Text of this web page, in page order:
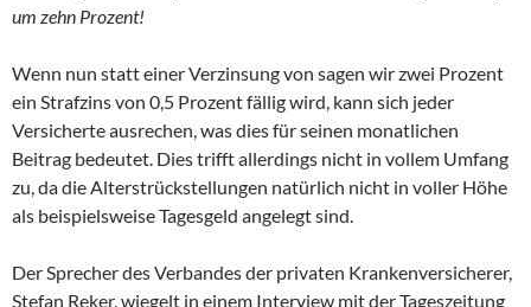
um zehn Prozent!
Wenn nun statt einer Verzinsung von sagen wir zwei Prozent
ein Strafzins von 0,5 Prozent fällig wird, kann sich jeder
Versicherte ausrechen, was dies für seinen monatlichen
Beitrag bedeutet. Dies trifft allerdings nicht in vollem Umfang
zu, da die Alterstrückstellungen natürlich nicht in voller Höhe
als beispielsweise Tagesgeld angelegt sind.
Der Sprecher des Verbandes der privaten Krankenversicherer,
Stefan Reker, wiegelt in einem Interview mit der Tageszeitung